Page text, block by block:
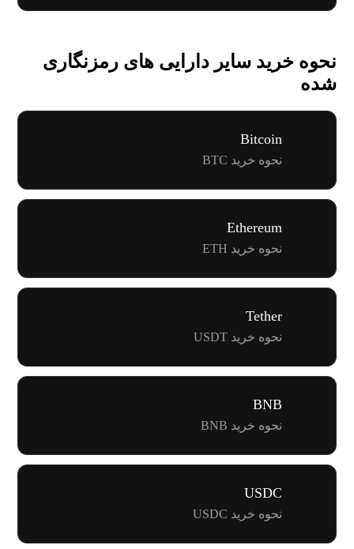
نحوه خرید سایر دارایی های رمزنگاری
شده
Bitcoin
نحوه خرید BTC
Ethereum
نحوه خرید ETH
Tether
نحوه خرید USDT
BNB
نحوه خرید BNB
USDC
نحوه خرید USDC